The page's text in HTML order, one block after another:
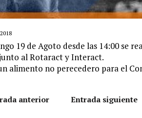
19 de Agoto desde las 14:00 se
al Rotaract y Interact.
alimento no perecedero para el
anterior Entrada siguiente